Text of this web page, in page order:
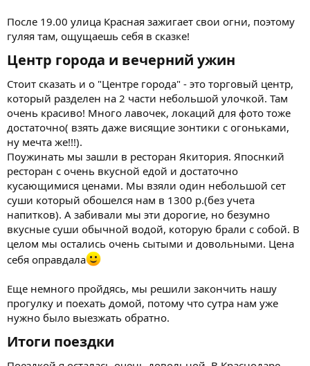
После 19.00 улица Красная зажигает свои огни, поэтому
гуляя там, ощущаешь себя в сказке!
Центр города и вечерний ужин​
Стоит сказать и о "Центре города" - это торговый центр,
который разделен на 2 части небольшой улочкой. Там
очень красиво! Много лавочек, локаций для фото тоже
достаточно( взять даже висящие зонтики с огоньками,
ну мечта же!!!).
Поужинать мы зашли в ресторан Якитория. Япоснкий
ресторан с очень вкусной едой и достаточно
кусающимися ценами. Мы взяли один небольшой сет
суши который обошелся нам в 1300 р.(без учета
напитков). А забивали мы эти дорогие, но безумно
вкусные суши обычной водой, которую брали с собой. В
целом мы остались очень сытыми и довольными. Цена
себя оправдала
Еще немного пройдясь, мы решили закончить нашу
прогулку и поехать домой, потому что сутра нам уже
нужно было выезжать обратно.
Итоги поездки​